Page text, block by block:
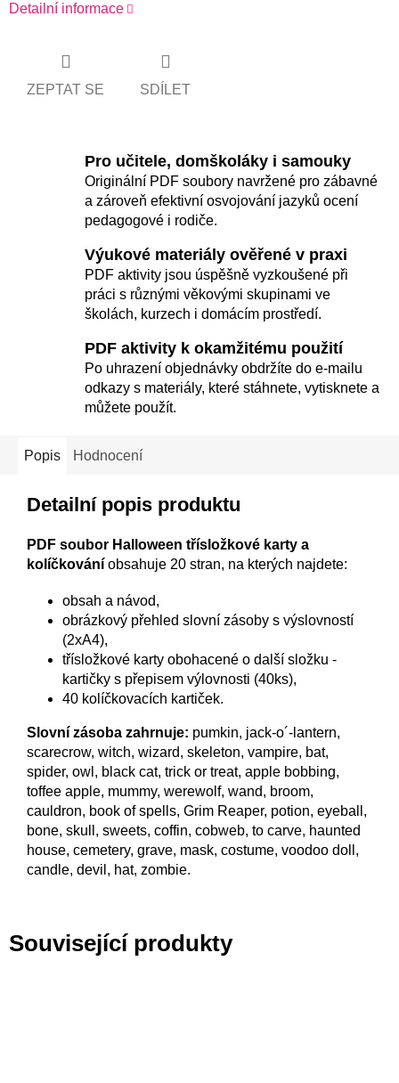
Detailní informace
ZEPTAT SE SDÍLET
Pro učitele, domškoláky i samouky
Originální PDF soubory navržené pro zábavné
a zároveň efektivní osvojování jazyků ocení
pedagogové i rodiče.
Výukové materiály ověřené v praxi
PDF aktivity jsou úspěšně vyzkoušené při
práci s různými věkovými skupinami ve
školách, kurzech i domácím prostředí.
PDF aktivity k okamžitému použití
Po uhrazení objednávky obdržíte do e-mailu
odkazy s materiály, které stáhnete, vytisknete a
můžete použít.
Popis Hodnocení
Detailní popis produktu
PDF soubor Halloween třísložkové karty a
kolíčkování obsahuje 20 stran, na kterých najdete:
obsah a návod,
obrázkový přehled slovní zásoby s výslovností
(2xA4),
třísložkové karty obohacené o další složku -
kartičky s přepisem výlovnosti (40ks),
40 kolíčkovacích kartiček.
Slovní zásoba zahrnuje: pumkin, jack-o´-lantern,
scarecrow, witch, wizard, skeleton, vampire, bat,
spider, owl, black cat, trick or treat, apple bobbing,
toffee apple, mummy, werewolf, wand, broom,
cauldron, book of spells, Grim Reaper, potion, eyeball,
bone, skull, sweets, coffin, cobweb, to carve, haunted
house, cemetery, grave, mask, costume, voodoo doll,
candle, devil, hat, zombie.
Související produkty